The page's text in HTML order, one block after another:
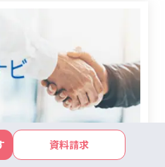
算まで、事業にかかわる
資料請求